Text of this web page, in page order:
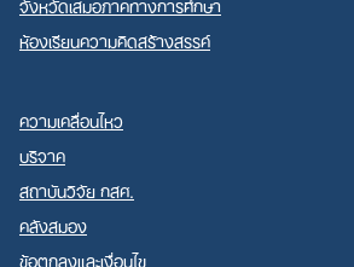
ห้องเรียนความคิดสร้างสรรค์
ความเคลื่อนไหว
บริจาค
สถาบันวิจัย กสศ.
คลังสมอง
ข้อตกลงและเงื่อนไข